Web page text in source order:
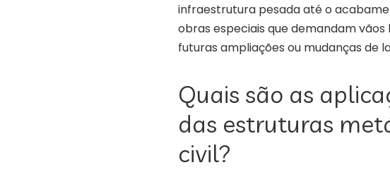
infraestrutura pesada até o
obras especiais que demandam
futuras ampliações ou mudanças de
Quais são as
das estruturas
civil?